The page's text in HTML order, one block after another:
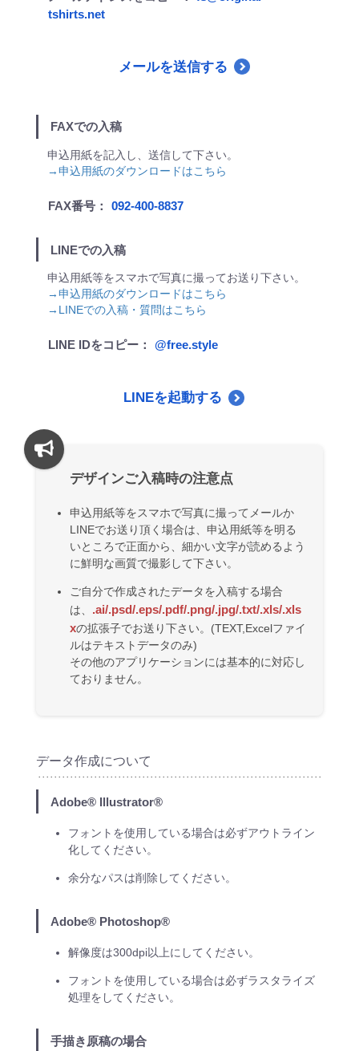
tshirts.net
メールを送信する
FAXでの入稿
申込用紙を記入し、送信して下さい。
→申込用紙のダウンロードはこちら
FAX番号： 092-400-8837
LINEでの入稿
申込用紙等をスマホで写真に撮ってお送り下さい。
→申込用紙のダウンロードはこちら
→LINEでの入稿・質問はこちら
LINE IDをコピー： @free.style
LINEを起動する
デザインご入稿時の注意点
申込用紙等をスマホで写真に撮ってメールか
LINEでお送り頂く場合は、申込用紙等を明る
いところで正面から、細かい文字が読めるよう
に鮮明な画質で撮影して下さい。
ご自分で作成されたデータを入稿する場合
は、 .ai/.psd/.eps/.pdf/.png/.jpg/.txt/.xls/.xls
xの拡張子でお送り下さい。(TEXT,Excelファイ
ルはテキストデータのみ)
その他のアプリケーションには基本的に対応し
ておりません。
データ作成について
Adobe® Illustrator®
フォントを使用している場合は必ずアウトライン
化してください。
余分なパスは削除してください。
Adobe® Photoshop®
解像度は300dpi以上にしてください。
フォントを使用している場合は必ずラスタライズ
処理をしてください。
手描き原稿の場合